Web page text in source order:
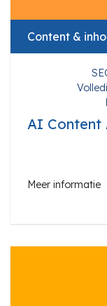
Content &
AI Content
Meer informatie